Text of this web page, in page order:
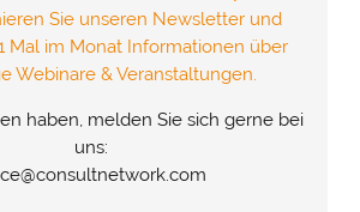
Sie unseren Newsletter und
Mal im Monat Informationen über
Webinare & Veranstaltungen.
haben, melden Sie sich gerne bei
uns: